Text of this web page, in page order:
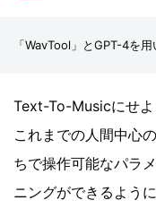
「WavTool」とGPT-4を
Text-To-Musicにせよ
これまでの人間中心
ちで操作可能なパラ
ニングができるよう